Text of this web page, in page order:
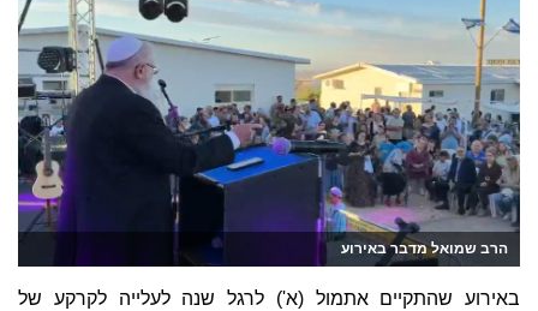
הרב שמואל מדבר באירוע
באירוע שהתקיים אתמול (א') לרגל שנה לעלייה לקרקע של